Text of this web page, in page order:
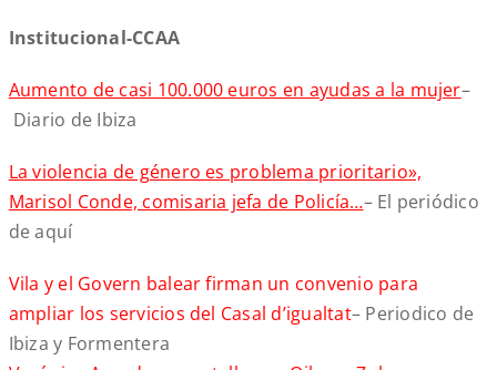
Institucional-CCAA
Aumento de casi 100.000 euros en ayudas a la mujer–
Diario de Ibiza
La violencia de género es problema prioritario»,
Marisol Conde, comisaria jefa de Policía…– El periódico
de aquí
Vila y el Govern balear firman un convenio para
ampliar los servicios del Casal d’igualtat– Periodico de
Ibiza y Formentera